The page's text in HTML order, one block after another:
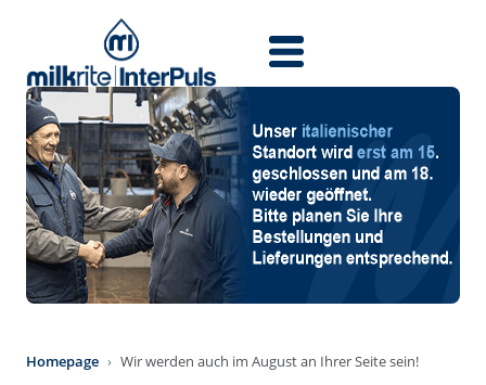
Homepage Wir werden auch im August an Ihrer Seite sein!